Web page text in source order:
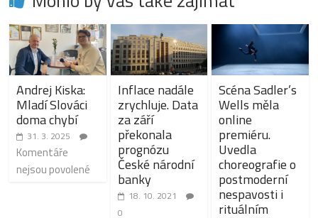
Andrej Kiska:
Mladí Slováci
doma chybí
31. 3. 2025
Komentáře
nejsou povolené
Inflace nadále
zrychluje. Data
za září
překonala
prognózu
České národní
banky
18. 10. 2021
0
Scéna Sadler’s
Wells měla
online
premiéru.
Uvedla
choreografie o
postmoderní
nespavosti i
rituálním